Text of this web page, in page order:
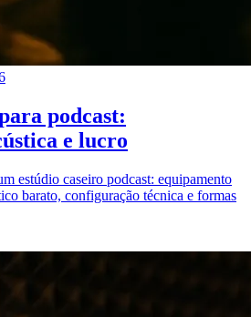
podcast:
e lucro
estúdio caseiro podcast: equipamento
barato, configuração técnica e formas